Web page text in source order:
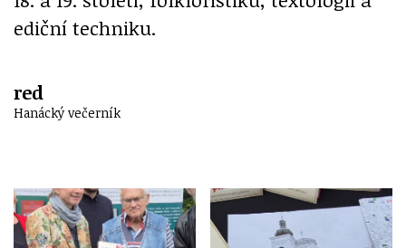
ediční techniku.
red
Hanácký večerník